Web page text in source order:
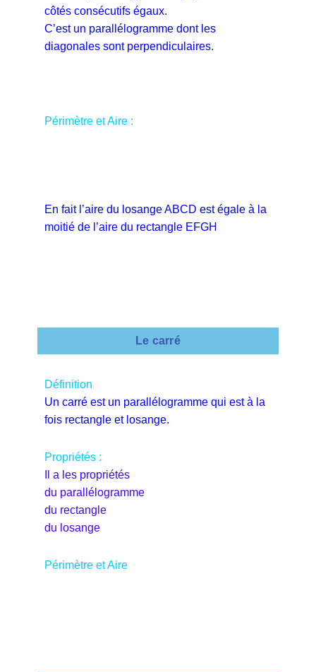
côtés consécutifs égaux.
C’est un parallélogramme dont les
diagonales sont perpendiculaires.
Périmètre et Aire :
En fait l’aire du losange ABCD est égale à la
moitié de l’aire du rectangle EFGH
Le carré
Définition
Un carré est un parallélogramme qui est à la
fois rectangle et losange.
Propriétés :
Il a les propriétés
du parallélogramme
du rectangle
du losange
Périmètre et Aire